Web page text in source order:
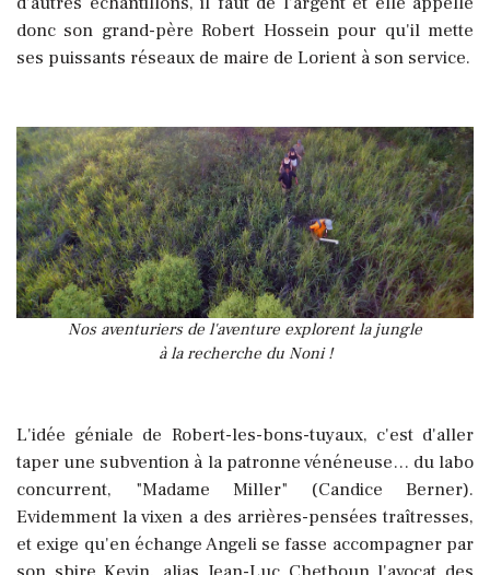
donc son grand-père Robert Hossein pour qu'il mette
ses puissants réseaux de maire de Lorient à son service.
Nos aventuriers de l'aventure explorent la jungle
à la recherche du Noni !
L'idée géniale de Robert-les-bons-tuyaux, c'est d'aller
taper une subvention à la patronne vénéneuse… du labo
concurrent, "Madame Miller" (Candice Berner).
Evidemment la vixen a des arrières-pensées traîtresses,
et exige qu'en échange Angeli se fasse accompagner par